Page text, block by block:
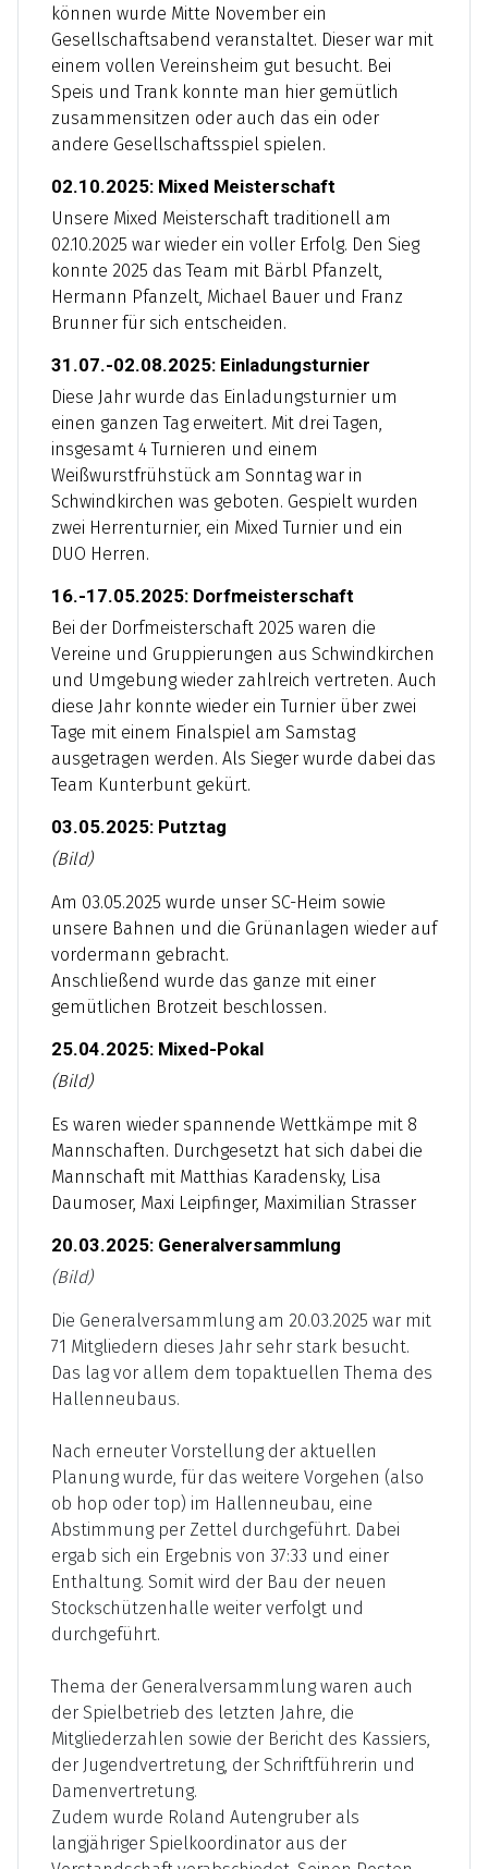
können wurde Mitte November ein
Gesellschaftsabend veranstaltet. Dieser war mit
einem vollen Vereinsheim gut besucht. Bei
Speis und Trank konnte man hier gemütlich
zusammensitzen oder auch das ein oder
andere Gesellschaftsspiel spielen.
02.10.2025: Mixed Meisterschaft
Unsere Mixed Meisterschaft traditionell am
02.10.2025 war wieder ein voller Erfolg. Den Sieg
konnte 2025 das Team mit Bärbl Pfanzelt,
Hermann Pfanzelt, Michael Bauer und Franz
Brunner für sich entscheiden.
31.07.-02.08.2025: Einladungsturnier
Diese Jahr wurde das Einladungsturnier um
einen ganzen Tag erweitert. Mit drei Tagen,
insgesamt 4 Turnieren und einem
Weißwurstfrühstück am Sonntag war in
Schwindkirchen was geboten. Gespielt wurden
zwei Herrenturnier, ein Mixed Turnier und ein
DUO Herren.
16.-17.05.2025: Dorfmeisterschaft
Bei der Dorfmeisterschaft 2025 waren die
Vereine und Gruppierungen aus Schwindkirchen
und Umgebung wieder zahlreich vertreten. Auch
diese Jahr konnte wieder ein Turnier über zwei
Tage mit einem Finalspiel am Samstag
ausgetragen werden. Als Sieger wurde dabei das
Team Kunterbunt gekürt.
03.05.2025: Putztag
(Bild)
Am 03.05.2025 wurde unser SC-Heim sowie
unsere Bahnen und die Grünanlagen wieder auf
vordermann gebracht.
Anschließend wurde das ganze mit einer
gemütlichen Brotzeit beschlossen.
25.04.2025: Mixed-Pokal
(Bild)
Es waren wieder spannende Wettkämpe mit 8
Mannschaften. Durchgesetzt hat sich dabei die
Mannschaft mit Matthias Karadensky, Lisa
Daumoser, Maxi Leipfinger, Maximilian Strasser
20.03.2025: Generalversammlung
(Bild)
Die Generalversammlung am 20.03.2025 war mit
71 Mitgliedern dieses Jahr sehr stark besucht.
Das lag vor allem dem topaktuellen Thema des
Hallenneubaus.
Nach erneuter Vorstellung der aktuellen
Planung wurde, für das weitere Vorgehen (also
ob hop oder top) im Hallenneubau, eine
Abstimmung per Zettel durchgeführt. Dabei
ergab sich ein Ergebnis von 37:33 und einer
Enthaltung. Somit wird der Bau der neuen
Stockschützenhalle weiter verfolgt und
durchgeführt.
Thema der Generalversammlung waren auch
der Spielbetrieb des letzten Jahre, die
Mitgliederzahlen sowie der Bericht des Kassiers,
der Jugendvertretung, der Schriftführerin und
Damenvertretung.
Zudem wurde Roland Autengruber als
langjähriger Spielkoordinator aus der